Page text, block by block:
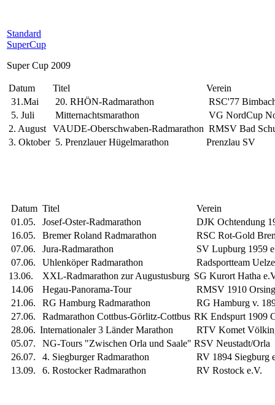
Standard
SuperCup
Super Cup 2009
Datum Titel
Verein
31.Mai
20. RHÖN-Radmarathon
RSC'77
5. Juli
Mitternachtsmarathon
VG NordCup
2. August
VAUDE-Oberschwaben-Radmarathon RMSV Bad
3. Oktober 5. Prenzlauer Hügelmarathon Prenzlau SV
Datum Titel
Verein
01.05.
Josef-Oster-Radmarathon
DJK Ochtendung
16.05.
Bremer Roland Radmarathon
RSC Rot-Gold
07.06.
Jura-Radmarathon
SV Lupburg 1959
07.06.
Uhlenköper Radmarathon
Radsportteam
13.06.
XXL-Radmarathon zur Augustusburg SG Kurort Hatha
14.06
Hegau-Panorama-Tour
RMSV 1910
21.06.
RG Hamburg Radmarathon
RG Hamburg v.
27.06.
Radmarathon Cottbus-Görlitz-Cottbus RK Endspurt 1909
28.06. Internationaler 3 Länder Marathon
RTV Komet
05.07.
NG-Tours "Zwischen Orla und Saale" RSV Neustadt/Orla
26.07.
4. Siegburger Radmarathon
RV 1894 Siegburg
13.09.
6. Rostocker Radmarathon RV Rostock e.V.